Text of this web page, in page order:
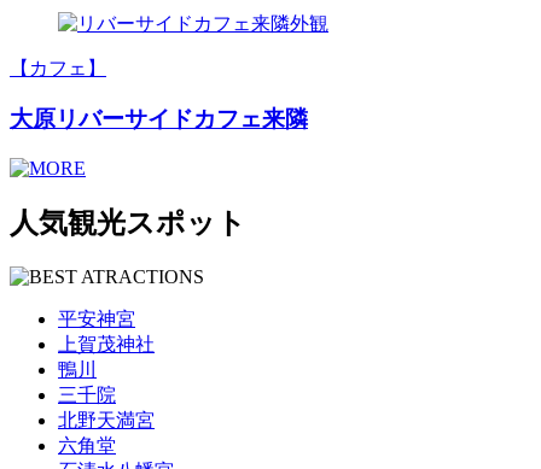
【カフェ】
大原リバーサイドカフェ来隣
人気観光スポット
平安神宮
上賀茂神社
鴨川
三千院
北野天満宮
六角堂